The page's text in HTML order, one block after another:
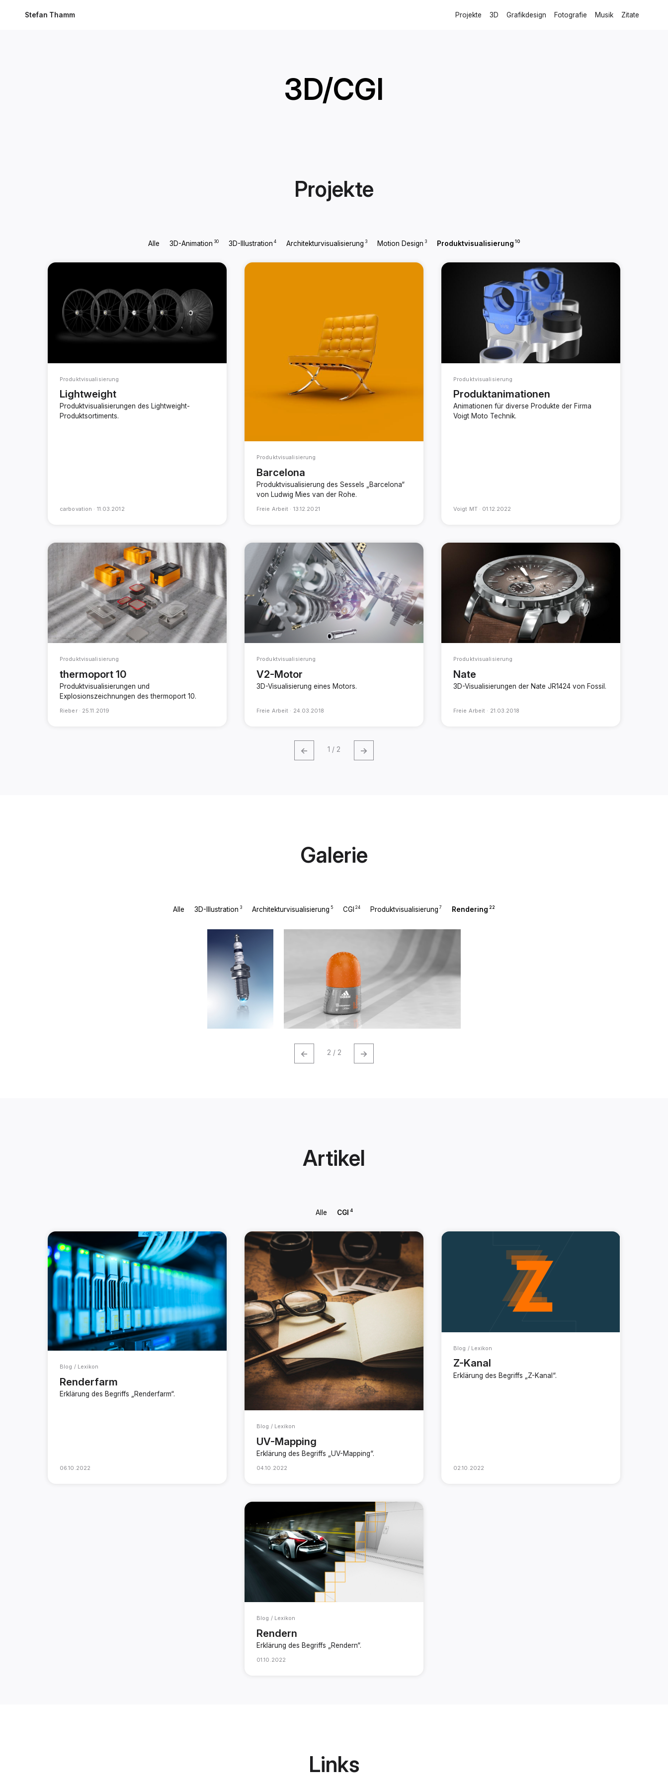
Stefan Thamm Projekte 3D Grafikdesign Fotografie Musik Zitate
3D/CGI
Projekte
Alle 3D-Animation 30 3D-Illustration 4 Architekturvisualisierung 3 Motion Design 3 Produktvisualisierung 10
Produktvisualisierung
Lightweight
Produktvisualisierungen des Lightweight-
Produktsortiments.
carbovation · 11.03.2012
Produktvisualisierung
Barcelona
Produktvisualisierung des Sessels „Barcelona“
von Ludwig Mies van der Rohe.
Freie Arbeit · 13.12.2021
Produktvisualisierung
Produktanimationen
Animationen für diverse Produkte der Firma
Voigt Moto Technik.
Voigt MT · 01.12.2022
Produktvisualisierung
thermoport 10
Produktvisualisierungen und
Explosionszeichnungen des thermoport 10.
Rieber · 25.11.2019
Produktvisualisierung
V2-Motor
3D-Visualisierung eines Motors.
Freie Arbeit · 24.03.2018
Produktvisualisierung
Nate
3D-Visualisierungen der Nate JR1424 von Fossil.
Freie Arbeit · 21.03.2018
← 1 / 2 →
Galerie
Alle 3D-Illustration 3 Architekturvisualisierung 5 CGI 24 Produktvisualisierung 7 Rendering 22
← 2 / 2 →
Artikel
Alle CGI 4
Blog / Lexikon
Renderfarm
Erklärung des Begriffs „Renderfarm“.
06.10.2022
Blog / Lexikon
UV-Mapping
Erklärung des Begriffs „UV-Mapping“.
04.10.2022
Blog / Lexikon
Z-Kanal
Erklärung des Begriffs „Z-Kanal“.
02.10.2022
Blog / Lexikon
Rendern
Erklärung des Begriffs „Rendern“.
01.10.2022
Links